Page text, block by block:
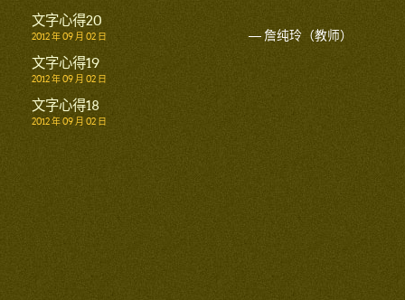
文字心得20
2012 年 09 月 02 日
文字心得19
2012 年 09 月 02 日
文字心得18
2012 年 09 月 02 日
— 詹纯玲（教师）